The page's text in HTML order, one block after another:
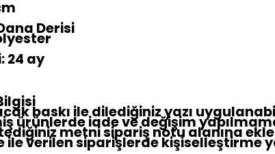
Derisi
24 ay
baskı ile dilediğiniz yazı
ürünlerde iade ve değişim
metni sipariş notu alanına
ile verilen siparişlerde kişiselleştirme